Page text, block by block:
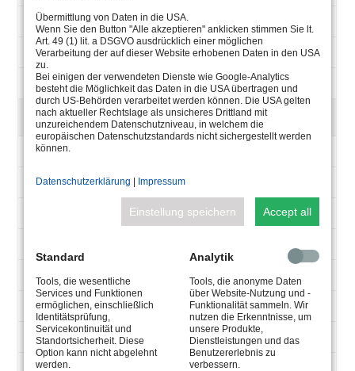
asymmetric Mixflux
UW, 1x4,0 + 4x1,0 + 2x0,25 qmm
FLUSH MOUNTED VERSION - RETROFIT INSTALLATION FOR
INSTALLATION HOUSING 4.0274.75
6900 lm
total 47 W
CC 3600mA @12 V-DC
asymmetric Mixflux
Übermittlung von Daten in die USA.
Wenn Sie den Button "Alle akzeptieren" anklicken stimmen Sie lt.
Art. 49 (1) lit. a DSGVO ausdrücklich einer möglichen
Verarbeitung der auf dieser Website erhobenen Daten in den USA
zu.
Bei einigen der verwendeten Dienste wie Google-Analytics
besteht die Möglichkeit das Daten in die USA übertragen und
durch US-Behörden verarbeitet werden können. Die USA gelten
nach aktueller Rechtslage als unsicheres Drittland mit
unzureichendem Datenschutzniveau, in welchem die
europäischen Datenschutzstandards nicht sichergestellt werden
können.
Datenschutzerklärung Impressum
Einstellung speichern Accept all
Standard
Tools, die wesentliche
Services und Funktionen
ermöglichen, einschließlich
Identitätsprüfung,
Servicekontinuität und
Standortsicherheit. Diese
Option kann nicht abgelehnt
werden.
Analytik
Tools, die anonyme Daten
über Website-Nutzung und -
Funktionalität sammeln. Wir
nutzen die Erkenntnisse, um
unsere Produkte,
Dienstleistungen und das
Benutzererlebnis zu
verbessern.